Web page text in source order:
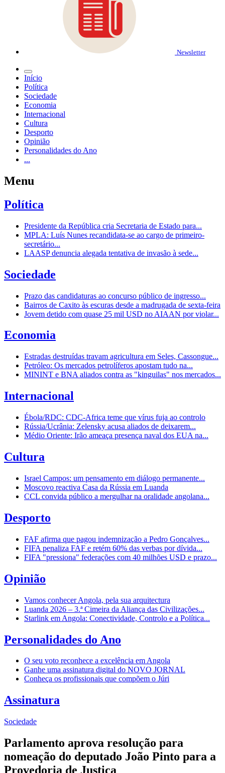
Newsletter
Início
Política
Sociedade
Economia
Internacional
Cultura
Desporto
Opinião
Personalidades do Ano
...
Menu
Política
Presidente da República cria Secretaria de Estado para...
MPLA: Luís Nunes recandidata-se ao cargo de primeiro-
secretário...
LAASP denuncia alegada tentativa de invasão à sede...
Sociedade
Prazo das candidaturas ao concurso público de ingresso...
Bairros de Caxito às escuras desde a madrugada de sexta-feira
Jovem detido com quase 25 mil USD no AIAAN por violar...
Economia
Estradas destruídas travam agricultura em Seles, Cassongue...
Petróleo: Os mercados petrolíferos apostam tudo na...
MININT e BNA aliados contra as "kinguilas" nos mercados...
Internacional
Ébola/RDC: CDC-Africa teme que vírus fuja ao controlo
Rússia/Ucrânia: Zelensky acusa aliados de deixarem...
Médio Oriente: Irão ameaça presença naval dos EUA na...
Cultura
Israel Campos: um pensamento em diálogo permanente...
Moscovo reactiva Casa da Rússia em Luanda
CCL convida público a mergulhar na oralidade angolana...
Desporto
FAF afirma que pagou indemnização a Pedro Gonçalves...
FIFA penaliza FAF e retém 60% das verbas por dívida...
FIFA "pressiona" federações com 40 milhões USD e prazo...
Opinião
Vamos conhecer Angola, pela sua arquitectura
Luanda 2026 – 3.ª Cimeira da Aliança das Civilizações...
Starlink em Angola: Conectividade, Controlo e a Política...
Personalidades do Ano
O seu voto reconhece a excelência em Angola
Ganhe uma assinatura digital do NOVO JORNAL
Conheça os profissionais que compõem o Júri
Assinatura
Sociedade
Parlamento aprova resolução para
nomeação do deputado João Pinto para a
Provedoria de Justiça